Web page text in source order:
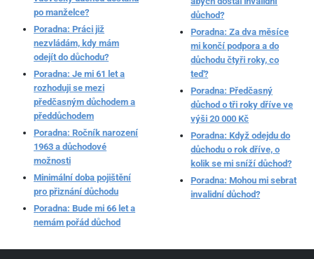
po manželce?
Poradna: Práci již
nezvládám, kdy mám
odejít do důchodu?
Poradna: Je mi 61 let a
rozhoduji se mezi
předčasným důchodem a
předdůchodem
Poradna: Ročník narození
1963 a důchodové
možnosti
Minimální doba pojištění
pro přiznání důchodu
Poradna: Bude mi 66 let a
nemám pořád důchod
důchod?
Poradna: Za dva měsíce
mi končí podpora a do
důchodu čtyři roky, co
teď?
Poradna: Předčasný
důchod o tři roky dříve ve
výši 20 000 Kč
Poradna: Když odejdu do
důchodu o rok dříve, o
kolik se mi sníží důchod?
Poradna: Mohou mi sebrat
invalidní důchod?